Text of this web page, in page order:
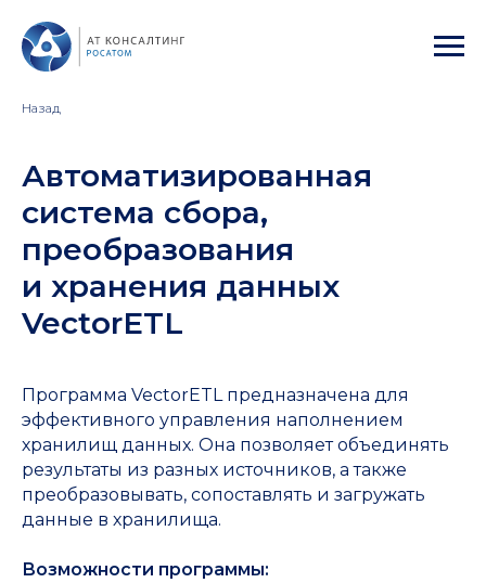
Назад
Автоматизированная
система сбора,
преобразования
и хранения данных
VectorETL
Программа VectorETL предназначена для
эффективного управления наполнением
хранилищ данных. Она позволяет объединять
результаты из разных источников, а также
преобразовывать, сопоставлять и загружать
данные в хранилища.
Возможности программы: